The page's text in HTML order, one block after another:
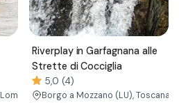
Riverplay in Garfagnana alle
Strette di Cocciglia
5,0 (4)
Borgo a Mozzano (LU), Toscana